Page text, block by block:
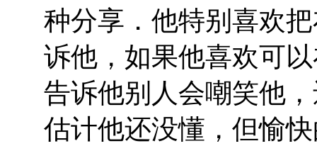
种分享．他特别喜欢
诉他，如果他喜欢可
告诉他别人会嘲笑他
估计他还没懂，但愉